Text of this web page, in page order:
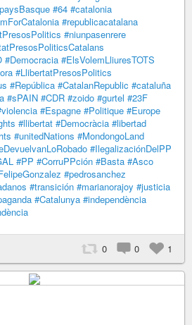
#64 #catalonia
#republicacatalana
#niunpasenrere
#Democracia #ElsVolemLliuresTOTS
#LlibertatPresosPolitics
#República #CatalanRepublic #cataluña
#sPAIN #CDR #zoido #gurtel #23F
#Espagne #Politique #Europe
#llibertat #Democràcia #libertad
#unitedNations #MondongoLand
#IlegalizaciónDelPP
#PP #CorruPPción #Basta #Asco
#pedrosanchez
#transición #marianorajoy #justicia
#Catalunya #independència
0 0 1